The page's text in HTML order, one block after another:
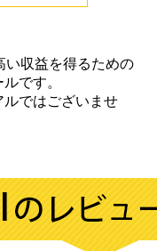
収益を得るための
です。
ではございませ